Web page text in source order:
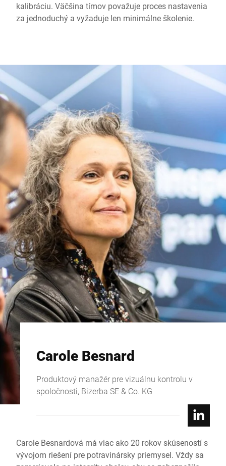
kalibráciu. Väčšina tímov považuje proces nastavenia
za jednoduchý a vyžaduje len minimálne školenie.
Carole Besnard
Produktový manažér pre vizuálnu kontrolu v
spoločnosti, Bizerba SE & Co. KG
Carole Besnardová má viac ako 20 rokov skúseností s
vývojom riešení pre potravinársky priemysel. Vždy sa